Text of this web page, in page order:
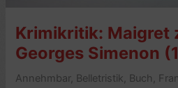
6/10
Krimikritik: Maigret
Georges Simenon
Annehmbar, Belletristik, Buch ,